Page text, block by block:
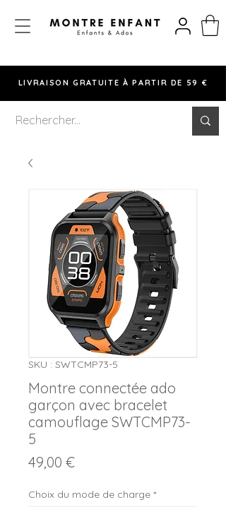
LIVRAISON GRATUITE À PARTIR DE 59 €
SKU : SWTCMP73-5
Montre connectée ado
garçon avec bracelet
camouflage SWTCMP73-
5
49,00 €Prix
Choix du mode de charge *